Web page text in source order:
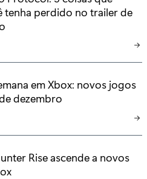
tenha perdido no trailer de
em Xbox: novos jogos
dezembro
Rise ascende a novos